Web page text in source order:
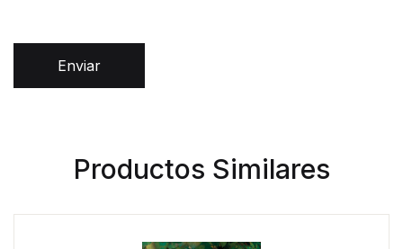
Enviar
Productos Similares